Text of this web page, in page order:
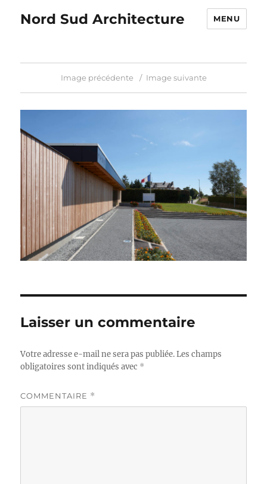
Nord Sud Architecture MENU
Image précédente Image suivante
Laisser un commentaire
Votre adresse e-mail ne sera pas publiée. Les champs
obligatoires sont indiqués avec *
COMMENTAIRE *